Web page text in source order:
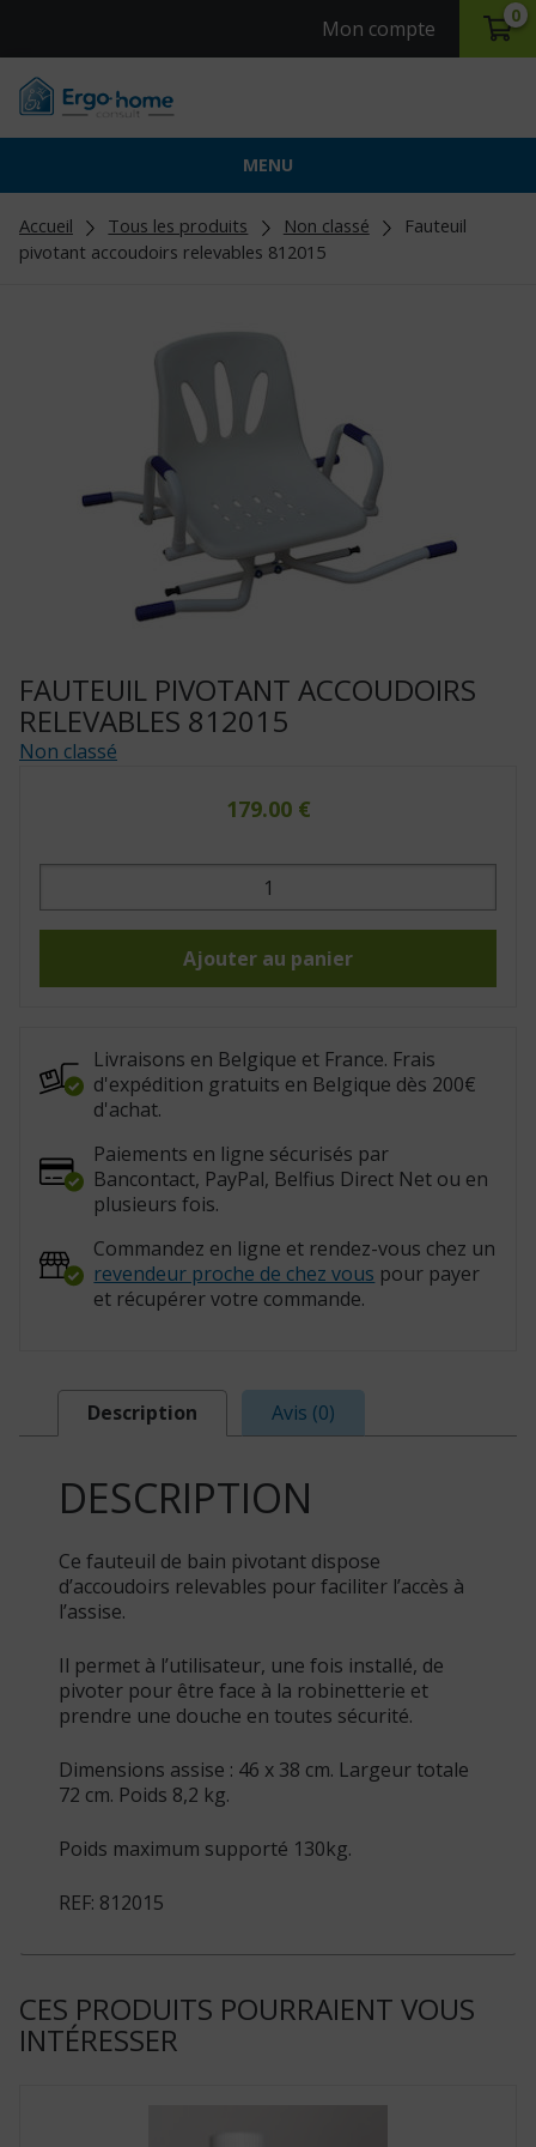
Mon compte
0
MENU
Accueil Tous les produits Non classé
Fauteuil
pivotant accoudoirs relevables 812015
FAUTEUIL PIVOTANT ACCOUDOIRS
RELEVABLES 812015
Non classé
179.00 €
quantité
Fauteuil
Ajouter au panier
Livraisons en Belgique et France. Frais
d'expédition gratuits en Belgique dès 200€
d'achat.
Paiements en ligne sécurisés par
Bancontact, PayPal, Belfius Direct Net ou en
plusieurs fois.
Commandez en ligne et rendez-vous chez un
revendeur proche de chez vous pour payer
et récupérer votre commande.
Description Avis (0)
DESCRIPTION
Ce fauteuil de bain pivotant dispose
d’accoudoirs relevables pour faciliter l’accès à
l’assise.
Il permet à l’utilisateur, une fois installé, de
pivoter pour être face à la robinetterie et
prendre une douche en toutes sécurité.
Dimensions assise : 46 x 38 cm. Largeur totale
72 cm. Poids 8,2 kg.
Poids maximum supporté 130kg.
REF: 812015
CES PRODUITS POURRAIENT VOUS
INTÉRESSER